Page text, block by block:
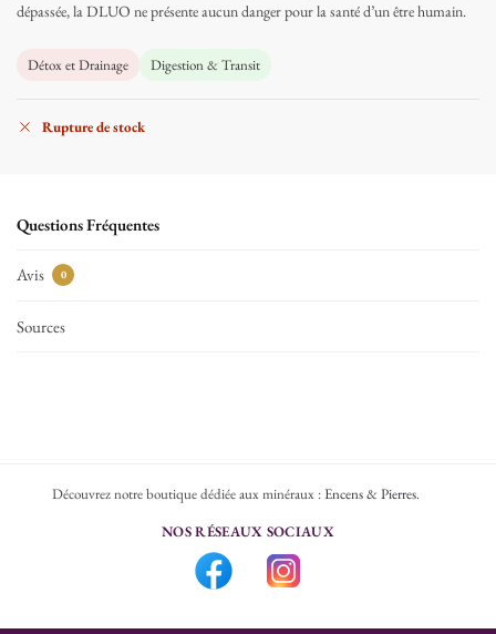
dépassée, la DLUO ne présente aucun danger pour la santé d’un être humain.
Détox et Drainage Digestion & Transit
Rupture de stock
Questions Fréquentes
Avis 0
Sources
Découvrez notre boutique dédiée aux minéraux :Encens & Pierres.
NOS RÉSEAUX SOCIAUX